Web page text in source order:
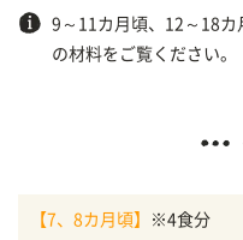
9～11カ月頃、12～18カ
の材料をご覧ください。
【7、8カ月頃】
※4食分